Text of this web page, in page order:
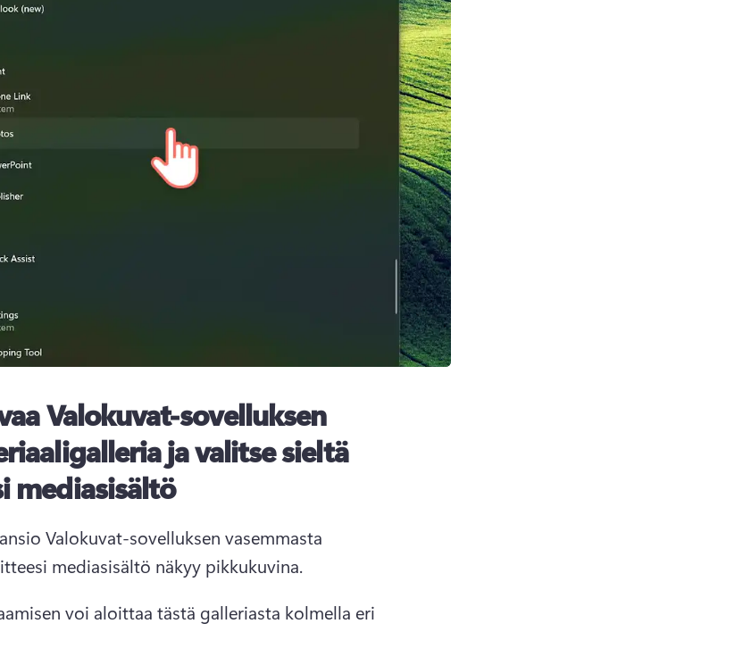
Valokuvat-sovelluksen
ja valitse sieltä
mediasisältö
Valokuvat-sovelluksen vasemmasta
mediasisältö näkyy pikkukuvina.
voi aloittaa tästä galleriasta kolmella eri